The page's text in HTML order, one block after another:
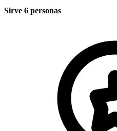
Sirve 6 personas